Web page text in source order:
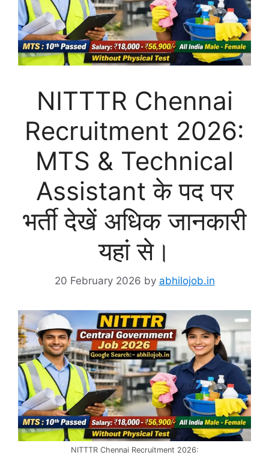
NITTTR Chennai
Recruitment 2026:
MTS & Technical
Assistant के पद पर
भर्ती देखें अधिक जानकारी
यहां से।
20 February 2026 by abhilojob.in
NITTTR Chennai Recruitment 2026: